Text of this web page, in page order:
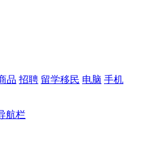
品 招聘 留学移民 电脑 手机
航栏